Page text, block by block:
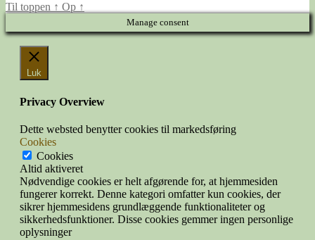
Til toppen ↑ Op ↑
Manage consent
Luk
Privacy Overview
Dette websted benytter cookies til markedsføring
Cookies
Cookies
Altid aktiveret
Nødvendige cookies er helt afgørende for, at hjemmesiden
fungerer korrekt. Denne kategori omfatter kun cookies, der
sikrer hjemmesidens grundlæggende funktionaliteter og
sikkerhedsfunktioner. Disse cookies gemmer ingen personlige
oplysninger